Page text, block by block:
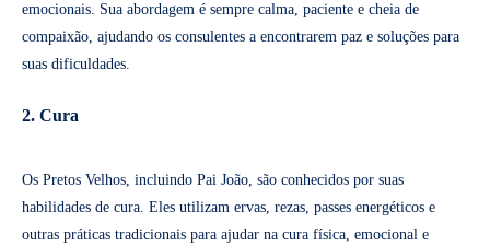
emocionais. Sua abordagem é sempre calma, paciente e cheia de
compaixão, ajudando os consulentes a encontrarem paz e soluções para
suas dificuldades.
2. Cura
Os Pretos Velhos, incluindo Pai João, são conhecidos por suas
habilidades de cura. Eles utilizam ervas, rezas, passes energéticos e
outras práticas tradicionais para ajudar na cura física, emocional e